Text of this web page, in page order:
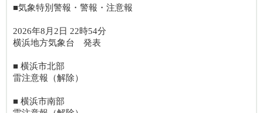
■気象特別警報・警報・注意報
2026年8月2日 22時54分
横浜地方気象台 発表
■ 横浜市北部
雷注意報（解除）
■ 横浜市南部